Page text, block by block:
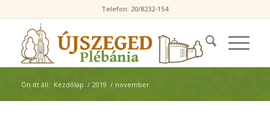
Telefon: 20/8232-154
Ön itt áll: Kezdőlap / 2019 / november